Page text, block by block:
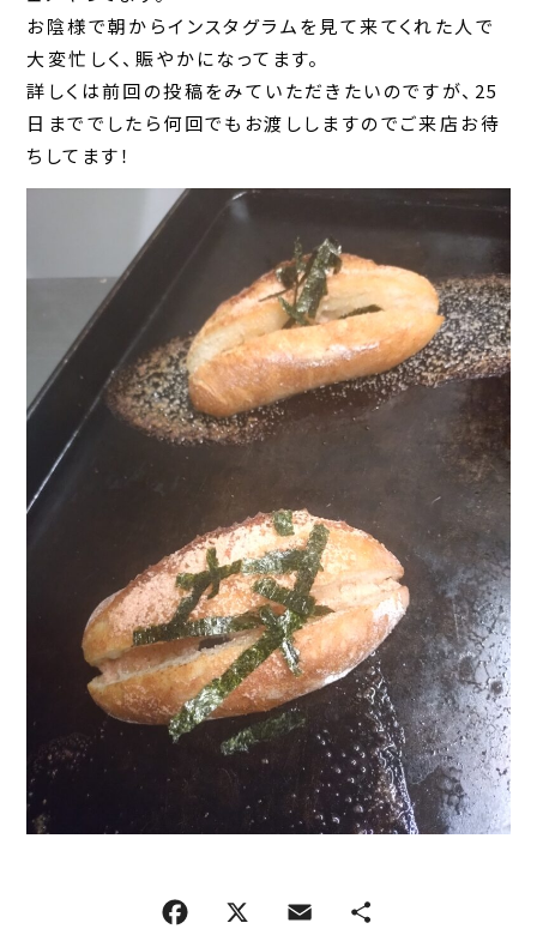
お陰様で朝からインスタグラムを見て来てくれた人で
大変忙しく、賑やかになってます。
詳しくは前回の投稿をみていただきたいのですが、25
日まででしたら何回でもお渡ししますのでご来店お待
ちしてます！